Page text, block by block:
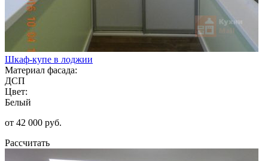
Шкаф-купе в лоджии
Материал фасада:
ДСП
Цвет:
Белый
от 42 000 руб.
Рассчитать